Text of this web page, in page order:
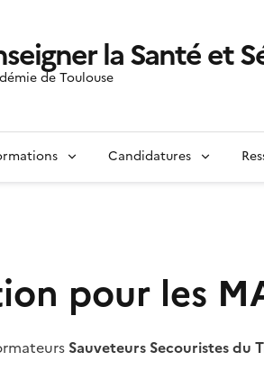
la Santé et
de Toulouse
Candidatures
pour les
Sauveteurs Secouristes du